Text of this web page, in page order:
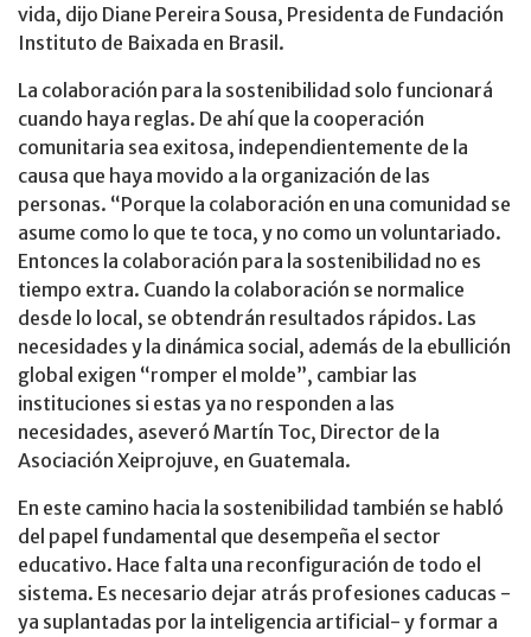
vida, dijo Diane Pereira Sousa, Presidenta de Fundación
Instituto de Baixada en Brasil.
La colaboración para la sostenibilidad solo funcionará
cuando haya reglas. De ahí que la cooperación
comunitaria sea exitosa, independientemente de la
causa que haya movido a la organización de las
personas. “Porque la colaboración en una comunidad se
asume como lo que te toca, y no como un voluntariado.
Entonces la colaboración para la sostenibilidad no es
tiempo extra. Cuando la colaboración se normalice
desde lo local, se obtendrán resultados rápidos. Las
necesidades y la dinámica social, además de la ebullición
global exigen “romper el molde”, cambiar las
instituciones si estas ya no responden a las
necesidades, aseveró Martín Toc, Director de la
Asociación Xeiprojuve, en Guatemala.
En este camino hacia la sostenibilidad también se habló
del papel fundamental que desempeña el sector
educativo. Hace falta una reconfiguración de todo el
sistema. Es necesario dejar atrás profesiones caducas -
ya suplantadas por la inteligencia artificial- y formar a